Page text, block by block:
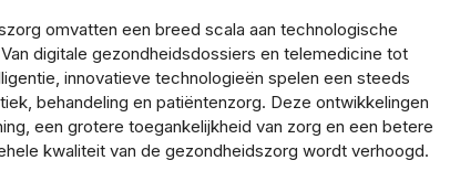
omvatten een breed scala aan technologische
digitale gezondheidsdossiers en telemedicine tot
innovatieve technologieën spelen een steeds
behandeling en patiëntenzorg. Deze ontwikkelingen
een grotere toegankelijkheid van zorg en een betere
kwaliteit van de gezondheidszorg wordt verhoogd.